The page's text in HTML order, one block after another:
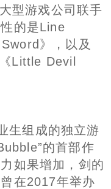
型游戏公司联手
的是Line
》，以及
Little Devil
生组成的独立游
的首部作
如果增加，剑的
在2017年举办